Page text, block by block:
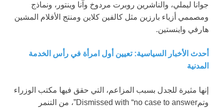
جوانا ليملي، والناشرين روبرت مردوخ وآنا وينتور، ونماذج
ومصممي أزياء بارزين مثل كالفين كلاين ومنتج الأفلام المشين
هارفي واينستين.
أحدث الأخبار السياسية: تعيين أول امرأة في رأس الخدمة
المدنية
إنها مثيرة للجدل بسبب المزاعم، التي حقق فيها مكتب الوزراء
وتمDismissed with “no case to answer”، من التنمر